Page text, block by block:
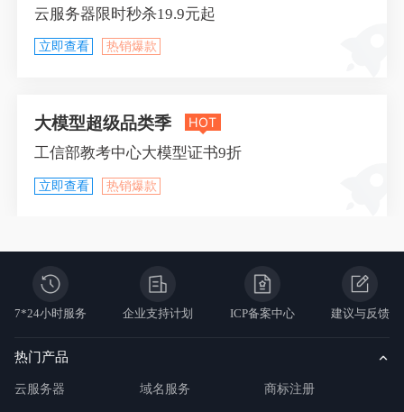
云服务器限时秒杀19.9元起
立即查看 热销爆款
大模型超级品类季 HOT
工信部教考中心大模型证书9折
立即查看 热销爆款
7*24小时服务 企业支持计划 ICP备案中心 建议与反馈
热门产品
云服务器 域名服务 商标注册